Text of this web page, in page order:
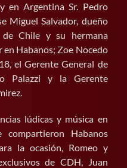
en Argentina Sr. Pedro
Miguel Salvador, dueño
Chile y su hermana
Habanos; Zoe Nocedo
el Gerente General de
Palazzi y la Gerente
lúdicas y música en
Habanos
la ocasión, Romeo y
de CDH, Juan